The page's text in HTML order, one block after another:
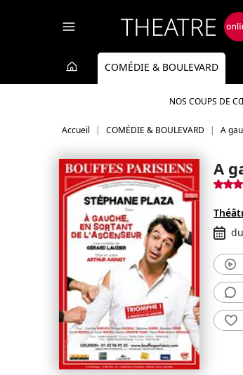
COMÉDIE & BOULEVARD
NOS COUPS DE
Accueil COMÉDIE & BOULEVARD A
A